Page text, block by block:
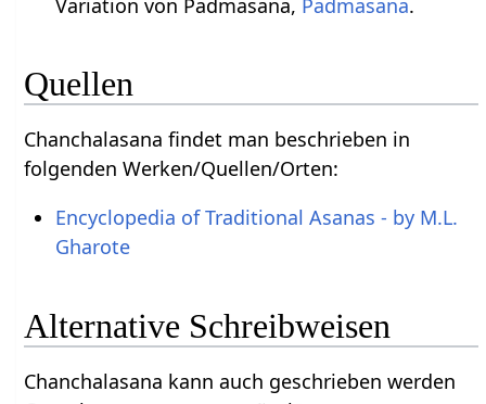
Quellen
Chanchalasana findet man beschrieben in
folgenden Werken/Quellen/Orten:
Encyclopedia of Traditional Asanas - by M.L.
Gharote
Alternative Schreibweisen
Chanchalasana kann auch geschrieben werden